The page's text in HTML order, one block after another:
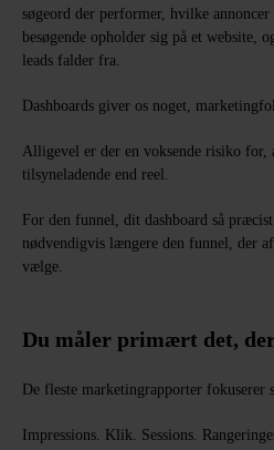
søgeord der performer, hvilke
besøgende opholder sig på et website,
leads falder fra.
Dashboards giver os noget,
Alligevel er der en voksende risiko for,
tilsyneladende end reel.
For den funnel, dit dashboard så
nødvendigvis længere den funnel, der
vælge.
Du måler primært det,
De fleste marketingrapporter fokuserer
Impressions. Klik. Sessions.